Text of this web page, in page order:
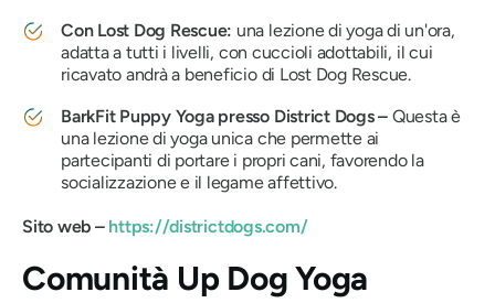
Con Lost Dog Rescue: una lezione di yoga di un'ora,
adatta a tutti i livelli, con cuccioli adottabili, il cui
ricavato andrà a beneficio di Lost Dog Rescue.
BarkFit Puppy Yoga presso District Dogs – Questa è
una lezione di yoga unica che permette ai
partecipanti di portare i propri cani, favorendo la
socializzazione e il legame affettivo.
Sito web –https://districtdogs.com/
Comunità Up Dog Yoga